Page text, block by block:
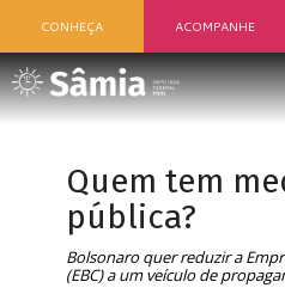
CONHEÇA ACOMPANHE
Quem tem
pública?
Bolsonaro quer reduzir a
(EBC) a um veículo de